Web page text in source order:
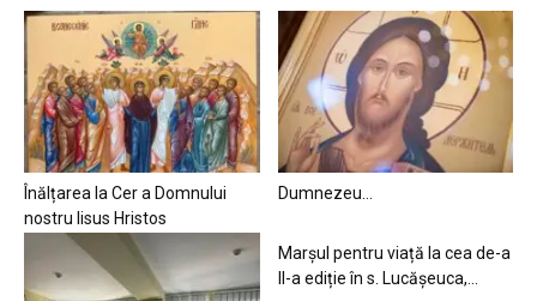
Înălțarea la Cer a Domnului
nostru Iisus Hristos
Dumnezeu…
Marșul pentru viață la cea de-a
II-a ediție în s. Lucășeuca,...